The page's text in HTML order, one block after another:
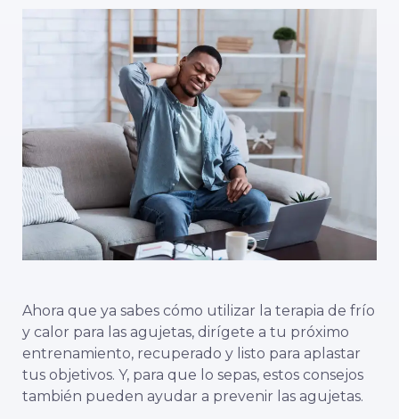
Ahora que ya sabes cómo utilizar la terapia de frío
y calor para las agujetas, dirígete a tu próximo
entrenamiento, recuperado y listo para aplastar
tus objetivos. Y, para que lo sepas, estos consejos
también pueden ayudar a prevenir las agujetas.